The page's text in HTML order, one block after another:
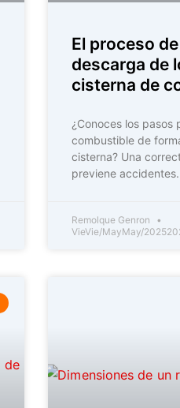
El proceso
descarga de
cisterna de
¿Conoces los
combustible de
cisterna? Una
previene accidentes.
Remolque Genron
VieVie/MayMay/